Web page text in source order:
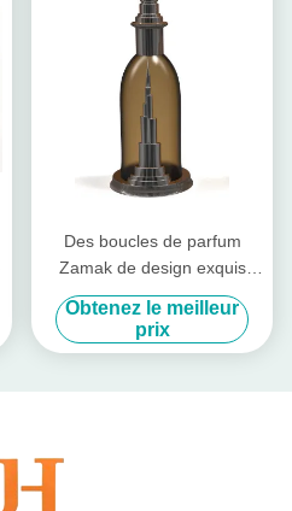
Des boucles de parfum
Zamak de design exquis
couvrent le parfum Zinc
Obtenez le meilleur
prix